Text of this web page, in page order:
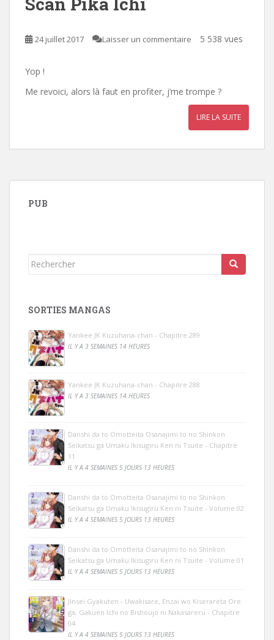
24 juillet 2017 Laisser un commentaire 5 538 vues
Yop !
Me revoici, alors là faut en profiter, j’me trompe ?
LIRE LA SUITE
PUB
Rechercher...
SORTIES MANGAS
Yankee JK Kuzuhana-chan - Chapitre 289
IL Y A 3 SEMAINES 14 HEURES
Yankee JK Kuzuhana-chan - Chapitre 288
IL Y A 3 SEMAINES 14 HEURES
Danshi da to Omotteita Osanajimi to no Shinkon
Seikatsu ga Umaku Ikisugiru Ken ni Tsuite - Chapitre
11
IL Y A 4 SEMAINES 5 JOURS 13 HEURES
Danshi da to Omotteita Osanajimi to no Shinkon
Seikatsu ga Umaku Ikisugiru Ken ni Tsuite - Volume 02
IL Y A 4 SEMAINES 5 JOURS 13 HEURES
Danshi da to Omotteita Osanajimi to no Shinkon
Seikatsu ga Umaku Ikisugiru Ken ni Tsuite - Volume 01
IL Y A 4 SEMAINES 5 JOURS 13 HEURES
Jinsei Gyakuten - Uwakisare, Enzai wo Kiserareta Ore
ga, Gakuen Ichi no Bishoujo ni Nakasareru - Chapitre
04
IL Y A 4 SEMAINES 5 JOURS 13 HEURES